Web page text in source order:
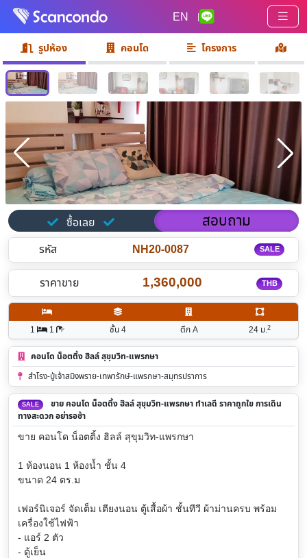
EN |
รูปห้อง คอนโด โครงการ
ซื้อเลย สอบถาม
รหัส NH20-0087 SALE
ราคาขาย 1,360,000 THB
1 1 ชั้น 4 ตึก A 24 ม.2
คอนโด น็อตติ้ง ฮิลล์ สุขุมวิท-แพรกษา
สำโรง-ปู่เจ้าสมิงพราย-เทพารักษ์-แพรกษา-สมุทรปราการ
SALE
ขาย คอนโด น็อตติ้ง ฮิลล์ สุขุมวิท-แพรกษา ทำเลดี ราคาถูกใข การเดิน
ทางสะดวก อย่ารอช้า
ขาย คอนโด น็อตติ้ง ฮิลล์ สุขุมวิท-แพรกษา
1 ห้องนอน 1 ห้องน้ำ ชั้น 4
ขนาด 24 ตร.ม
เฟอร์นิเจอร์ จัดเต็ม เตียงนอน ตู้เสื้อผ้า ชั้นทีวี ผ้าม่านครบ พร้อม
เครื่องใช้ไฟฟ้า
- แอร์ 2 ตัว
- ตู้เย็น